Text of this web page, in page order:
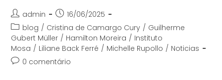
admin
16/06/2025
blog / Cristina de Camargo Cury / Guilherme
Gubert Müller / Hamilton Moreira / Instituto
Mosa / Liliane Back Ferré / Michelle Rupollo / Noticias
0 comentário